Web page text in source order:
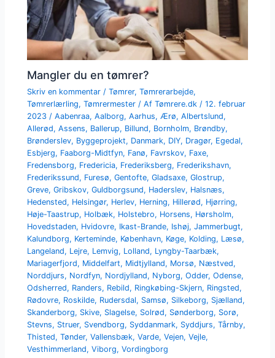
Mangler du en tømrer?
Skriv en kommentar /Tømrer,Tømrerarbejde,
Tømrerlærling,Tømrermester / AfTømrere.dk /12. februar
2023 /Aabenraa,Aalborg,Aarhus, Ærø,Albertslund,
Allerød,Assens, Ballerup, Billund, Bornholm, Brøndby,
Brønderslev, Byggeprojekt, Danmark, DIY, Dragør, Egedal,
Esbjerg, Faaborg-Midtfyn, Fanø, Favrskov, Faxe,
Fredensborg, Fredericia, Frederiksberg, Frederikshavn,
Frederikssund, Furesø,Gentofte,Gladsaxe,Glostrup,
Greve,Gribskov,Guldborgsund, Haderslev, Halsnæs,
Hedensted, Helsingør, Herlev, Herning, Hillerød, Hjørring,
Høje-Taastrup, Holbæk, Holstebro, Horsens, Hørsholm,
Hovedstaden, Hvidovre, Ikast-Brande, Ishøj,Jammerbugt,
Kalundborg, Kerteminde, København, Køge, Kolding, Læsø,
Langeland, Lejre, Lemvig, Lolland, Lyngby-Taarbæk,
Mariagerfjord, Middelfart, Midtjylland, Morsø, Næstved,
Norddjurs, Nordfyn, Nordjylland, Nyborg,Odder,Odense,
Odsherred, Randers, Rebild, Ringkøbing-Skjern, Ringsted,
Rødovre, Roskilde, Rudersdal, Samsø, Silkeborg, Sjælland,
Skanderborg, Skive, Slagelse, Solrød, Sønderborg, Sorø,
Stevns, Struer, Svendborg, Syddanmark, Syddjurs,Tårnby,
Thisted,Tønder,Vallensbæk,Varde,Vejen,Vejle,
Vesthimmerland,Viborg,Vordingborg